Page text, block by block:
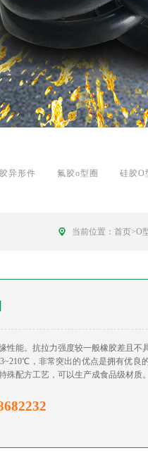
异形件 氟胶o型圈 硅胶O
当前位置： 首页>O
性能。抗拉力强度较一般橡胶差且不
，非常突出的优点是拥有优良
殊配方工艺，可以生产成食品级材质。